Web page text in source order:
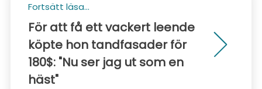
Fortsätt läsa...
För att få ett vackert leende
köpte hon tandfasader för
180$: "Nu ser jag ut som en
häst"